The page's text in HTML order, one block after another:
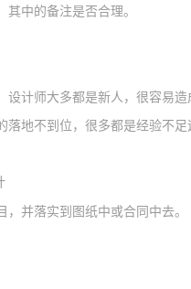
其中的备注是否合理。
设计师大多都是新人，很容易造
落地不到位，很多都是经验不足
，并落实到图纸中或合同中去。